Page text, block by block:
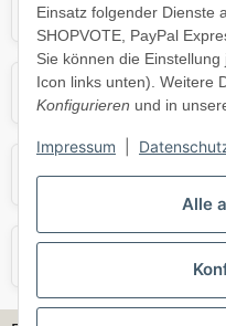
Alle
Einsatz folgender Dienste
SHOPVOTE, PayPal
Sie können die
Icon links unten). Weitere
Konfigurieren und in
Impressum
Mercedes
Opel
Skoda